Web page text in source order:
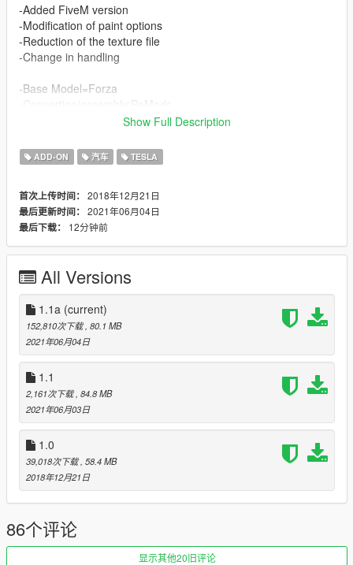
-Added FiveM version
-Modification of paint options
-Reduction of the texture file
-Change in handling
-Base Model=Forza
-Hq interior/exterior/mirrors
-Hands on the steering wheel
-Breakable/tintable glass
Paint
1-body
2-Interior
4-rims
6-Stitch
Works properly with an updated game!
Instruction in the archive.
Enjoy ;)
Show Full Description
ADD-ON 汽车 TESLA
首次上传时间： 2018年12月21日
最后更新时间： 2021年06月04日
最后下载：
12分钟前
All Versions
1.1a (current)
152,810次下载 , 80.1 MB
2021年06月04日
1.1
2,161次下载 , 84.8 MB
2021年06月03日
1.0
39,018次下载 , 58.4 MB
2018年12月21日
86个评论
显示其他20旧评论